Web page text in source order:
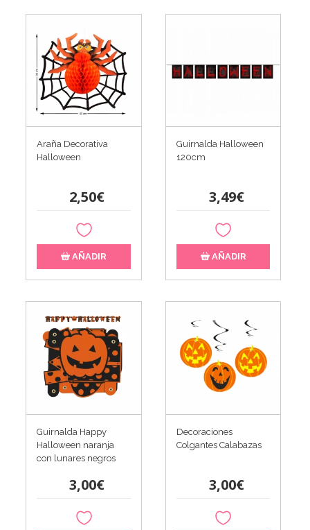
Araña Decorativa
Halloween
2,50€
AÑADIR
Guirnalda Halloween
120cm
3,49€
AÑADIR
Guirnalda Happy
Halloween naranja
con lunares negros
3,00€
Decoraciones
Colgantes Calabazas
3,00€